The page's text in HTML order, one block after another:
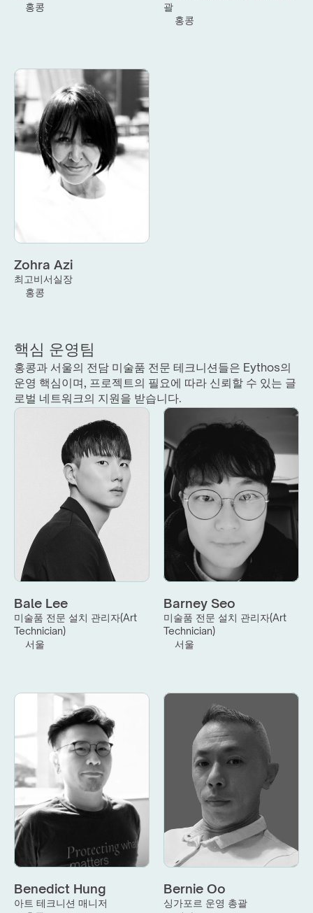
홍콩
괄
홍콩
Zohra Azi
최고비서실장
홍콩
핵심 운영팀
홍콩과 서울의 전담 미술품 전문 테크니션들은 Eythos의
운영 핵심이며, 프로젝트의 필요에 따라 신뢰할 수 있는 글
로벌 네트워크의 지원을 받습니다.
Bale Lee
미술품 전문 설치 관리자(Art
Technician)
서울
Barney Seo
미술품 전문 설치 관리자(Art
Technician)
서울
Benedict Hung
아트 테크니션 매니저
Bernie Oo
싱가포르 운영 총괄